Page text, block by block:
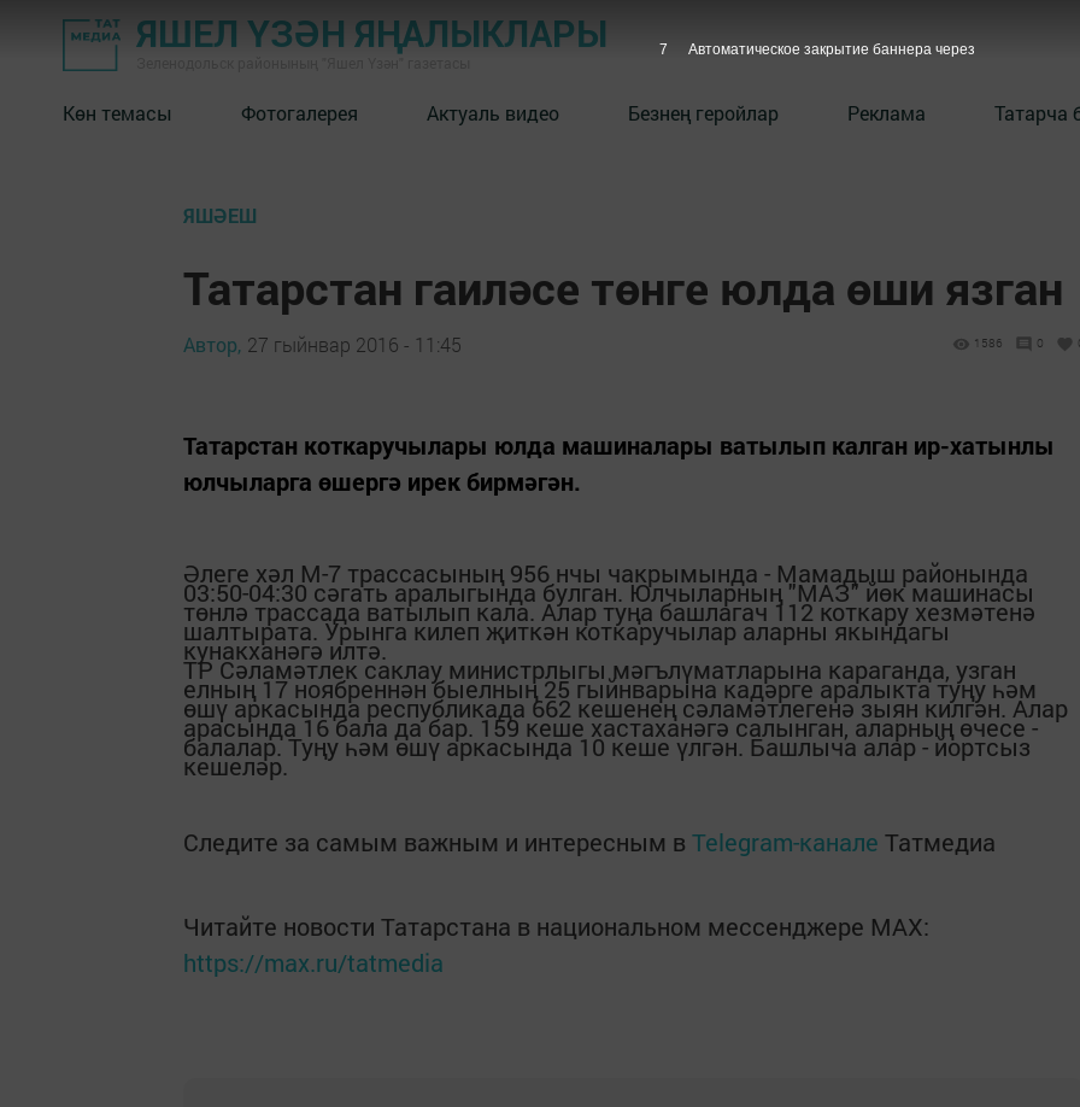
ЯШЕЛ ҮЗӘН ЯҢАЛЫКЛАРЫ
Көн темасы Фотогалерея Актуаль видео Безнең геройлар Реклама Татарча
ЯШӘЕШ
Татарстан гаиләсе төнге юлда өши язган
Автор, 27 гыйнвар 2016 - 11:45 1586 0
Татарстан коткаручылары юлда машиналары ватылып калган ир-хатынлы
юлчыларга өшергә ирек бирмәгән.
Әлеге хәл М-7 трассасының 956 нчы чакрымында - Мамадыш районында
03:50-04:30 сәгать аралыгында булган. Юлчыларның "МАЗ" йөк машинасы
төнлә трассада ватылып кала. Алар туңа башлагач 112 коткару хезмәтенә
шалтырата. Урынга килеп җиткән коткаручылар аларны якындагы
кунакханәгә илтә.
ТР Сәламәтлек саклау министрлыгы мәгълүматларына караганда, узган
елның 17 ноябреннән быелның 25 гыйнварына кадәрге аралыкта туңу һәм
өшү аркасында республикада 662 кешенең сәламәтлегенә зыян килгән. Алар
арасында 16 бала да бар. 159 кеше хастаханәгә салынган, аларның өчесе -
балалар. Туңу һәм өшү аркасында 10 кеше үлгән. Башлыча алар - йортсыз
кешеләр.
Следите за самым важным и интересным в Telegram-канале Татмедиа
Читайте новости Татарстана в национальном мессенджере MАХ:
https://max.ru/tatmedia
6 Автоматическое закрытие баннера через